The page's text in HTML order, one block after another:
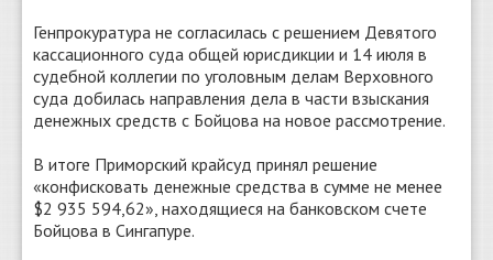
Генпрокуратура не согласилась с решением Девятого
кассационного суда общей юрисдикции и 14 июля в
судебной коллегии по уголовным делам Верховного
cуда добилась направления дела в части взыскания
денежных средств с Бойцова на новое рассмотрение.
В итоге Приморский крайсуд принял решение
«конфисковать денежные средства в сумме не менее
$2 935 594,62», находящиеся на банковском счете
Бойцова в Сингапуре.